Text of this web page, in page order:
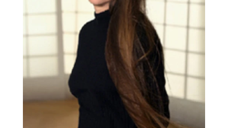
Χάρης Πολίτης
Καθρέφτης
Sebastian Fitzek
Playlist